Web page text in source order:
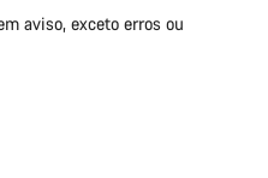
aviso, exceto erros ou
ao cliente estão prontos para